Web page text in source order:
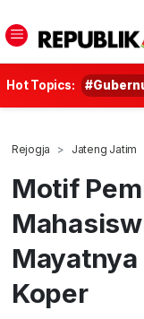
Hot Topics:
Rejogja Jateng Jatim
Motif
Koper